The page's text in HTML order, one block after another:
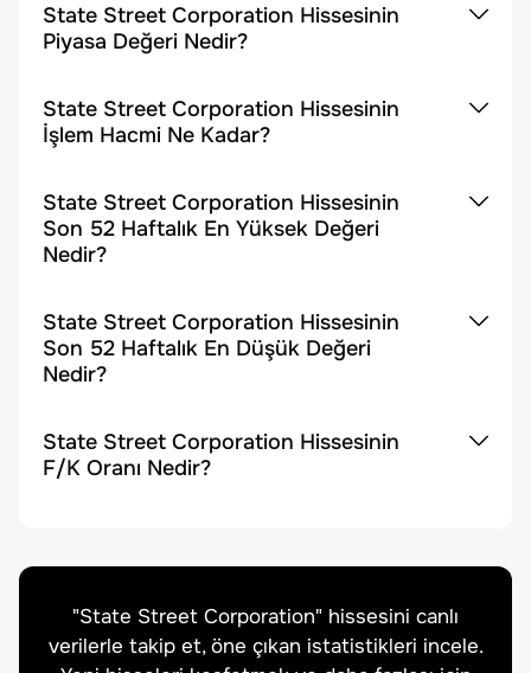
State Street Corporation Hissesinin
Piyasa Değeri Nedir?
State Street Corporation Hissesinin
İşlem Hacmi Ne Kadar?
State Street Corporation Hissesinin
Son 52 Haftalık En Yüksek Değeri
Nedir?
State Street Corporation Hissesinin
Son 52 Haftalık En Düşük Değeri
Nedir?
State Street Corporation Hissesinin
F/K Oranı Nedir?
"State Street Corporation" hissesini canlı
verilerle takip et, öne çıkan istatistikleri incele.